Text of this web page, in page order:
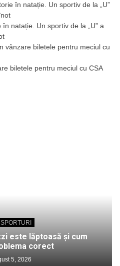
în natație. Un sportiv de la „U”
natație. Un sportiv de la „U” a
vânzare biletele pentru meciul cu
biletele pentru meciul cu CSA
este lăptoasă și cum
corect
5, 2026